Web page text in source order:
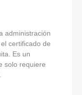
administración
certificado de
Es un
solo requiere